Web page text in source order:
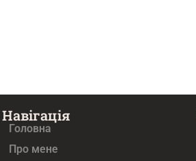
Навігація
Головна
Про мене